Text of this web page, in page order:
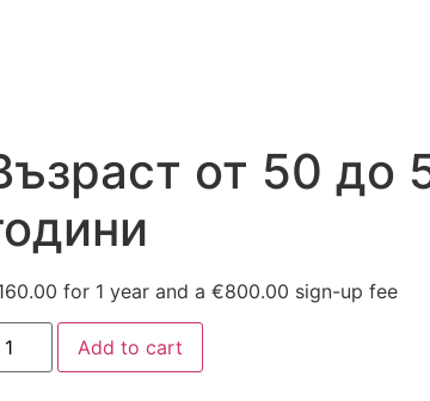
от 50 до
for 1 year and a €800.00 sign-up fee
Add to cart